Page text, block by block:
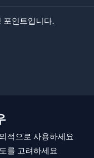
포인트입니다.
적으로 사용하세요
를 고려하세요